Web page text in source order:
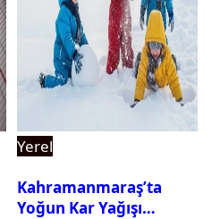
Yerel
Kahramanmaraş’ta
Yoğun Kar Yağışı